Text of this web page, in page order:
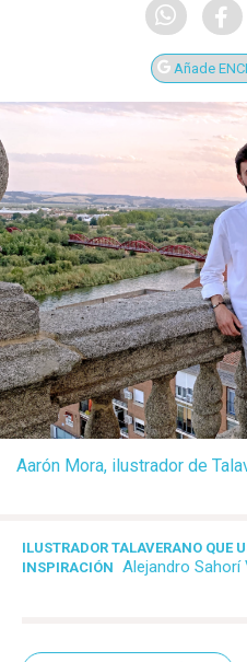
Añade
Aarón Mora, ilustrador de
ILUSTRADOR TALAVERANO QUE
INSPIRACIÓN Alejandro Sahorí